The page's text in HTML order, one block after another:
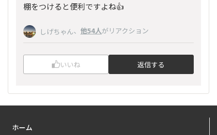
棚をつけると便利ですよね👍
しげちゃん、 他54人がリアクション
いいね 返信する
ホーム